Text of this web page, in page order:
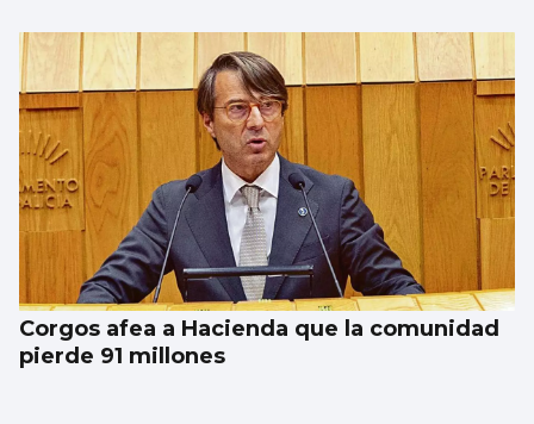
Corgos afea a Hacienda que la comunidad
pierde 91 millones